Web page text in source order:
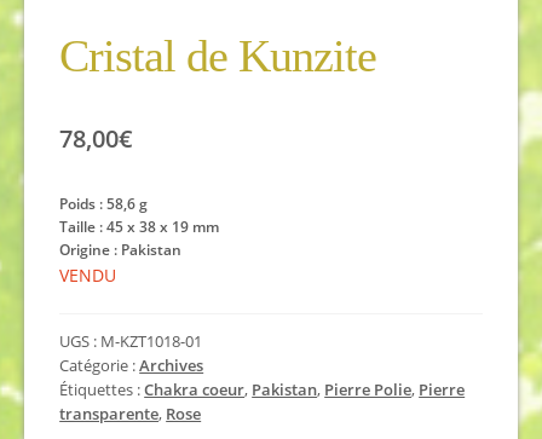
Cristal de Kunzite
78,00€
Poids : 58,6 g
Taille : 45 x 38 x 19 mm
Origine : Pakistan
VENDU
UGS : M-KZT1018-01
Catégorie :Archives
Étiquettes :Chakra coeur, Pakistan, Pierre Polie, Pierre
transparente, Rose